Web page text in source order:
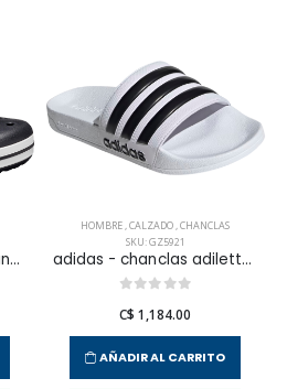
crocs - sandalia crocband para hombre
HOMBRE,CALZADO,CHANCLAS
SKU: GZ5921
adidas - chanclas adilette shower para hombre
C$ 1,184.00
AÑADIR AL CARRITO